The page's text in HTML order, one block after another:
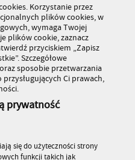
Korzystanie przez
plików cookies, w
wymaga Twojej
plików cookie, zaznacz
przyciskiem „Zapisz
Szczegółowe
sposobie przetwarzania
Ci prawach,
prywatność
się do użyteczności strony
funkcji takich jak